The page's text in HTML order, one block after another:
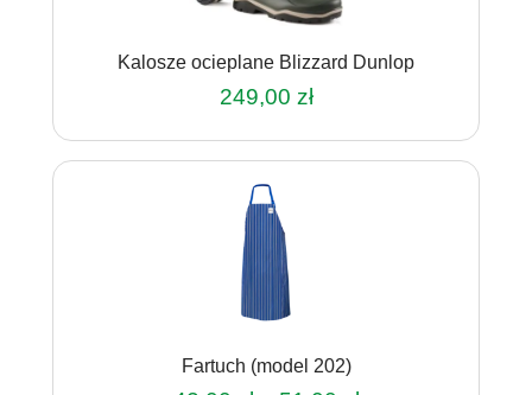
wybrać
stronie
produktu
Kalosze ocieplane Blizzard Dunlop
249,00 zł
produkt
ma
wiele
wariantów.
Opcje
można
wybrać
stronie
Fartuch (model 202)